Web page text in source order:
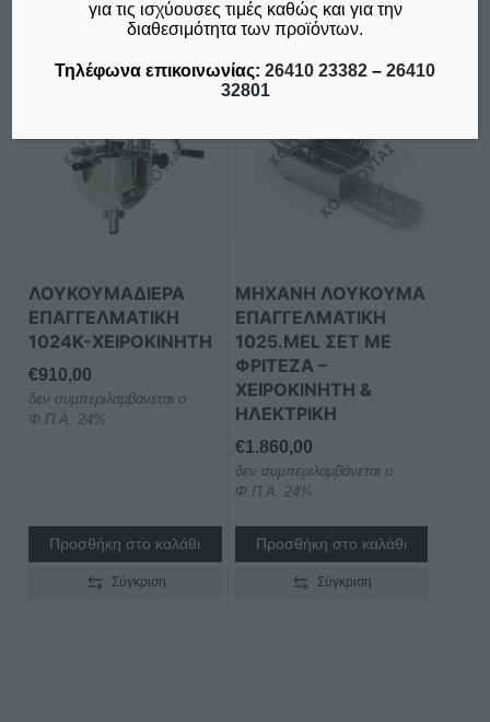
ΛΟΥΚΟΥΜΑΔΙΕΡΑ
ΕΠΑΓΓΕΛΜΑΤΙΚΗ
1024K-ΧΕΙΡΟΚΙΝΗΤΗ
€910,00
δεν συμπεριλαμβάνεται ο
Φ.Π.Α. 24%
Προσθήκη στο καλάθι
Σύγκριση
ΜΗΧΑΝΉ ΛΟΥΚΟΥΜΆ
ΕΠΑΓΓΕΛΜΑΤΙΚΉ
1025.MEL ΣΕΤ ΜΕ
ΦΡΙΤΈΖΑ –
ΧΕΙΡΟΚΊΝΗΤΗ &
ΗΛΕΚΤΡΙΚΉ
€1.860,00
δεν συμπεριλαμβάνεται ο
Φ.Π.Α. 24%
Προσθήκη στο καλάθι
Σύγκριση
για τις ισχύουσες τιμές καθώς και για την
διαθεσιμότητα των προϊόντων.
Τηλέφωνα επικοινωνίας: 26410 23382 – 26410
32801